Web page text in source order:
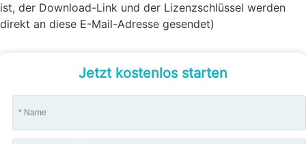
ist, der Download-Link und der Lizenzschlüssel werden
direkt an diese E-Mail-Adresse gesendet)
Jetzt kostenlos starten